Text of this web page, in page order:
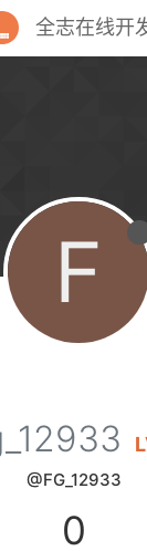
全志在线开
F
@FG_12933
0